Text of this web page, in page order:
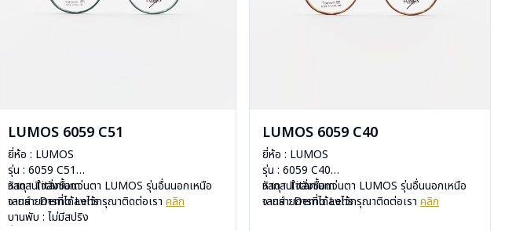
LUMOS 6059 C51
ยี่ห้อ : LUMOS
รุ่น : 6059 C51
วัสดุ : Titanium
เลนส์ : Demo Lens
บานพับ : ไม่มีสปริง
หากสนใจสั่งชื้อแว่นตา LUMOS รุ่นอื่นนอกเหนือ
จากรายการที่ได้ลงไว้กรุณาติดต่อเรา คลิก
LUMOS 6059 C40
ยี่ห้อ : LUMOS
รุ่น : 6059 C40
วัสดุ : Titanium
เลนส์ : Demo Lens
หากสนใจสั่งชื้อแว่นตา LUMOS รุ่นอื่นนอกเหนือ
จากรายการที่ได้ลงไว้กรุณาติดต่อเรา คลิก